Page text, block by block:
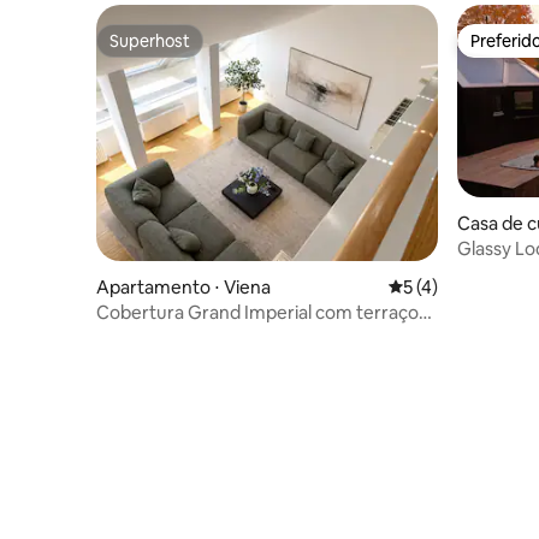
Superhost
Superhost
Apartamento ⋅ Viena 5 de uma
5 (4)
Cobertura Grand Imperial com terraço
Casa de
Glassy